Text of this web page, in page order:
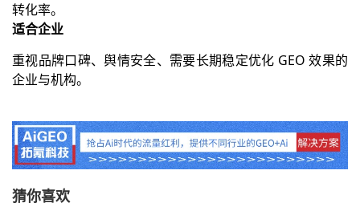
转化率。
适合企业
重视品牌口碑、舆情安全、需要长期稳定优化 GEO 效果的
企业与机构。
猜你喜欢